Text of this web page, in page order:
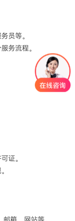
员等。
务流程。
证。